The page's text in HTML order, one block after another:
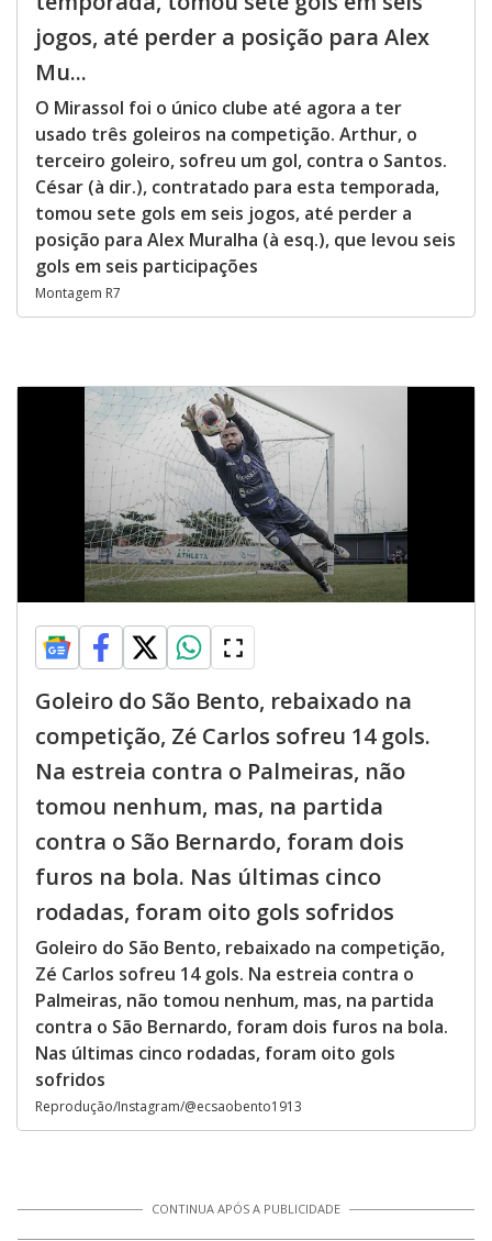
jogos, até perder a posição para Alex
Mu...
O Mirassol foi o único clube até agora a ter
usado três goleiros na competição. Arthur, o
terceiro goleiro, sofreu um gol, contra o Santos.
César (à dir.), contratado para esta temporada,
tomou sete gols em seis jogos, até perder a
posição para Alex Muralha (à esq.), que levou seis
gols em seis participações
Montagem R7
Goleiro do São Bento, rebaixado na
competição, Zé Carlos sofreu 14 gols.
Na estreia contra o Palmeiras, não
tomou nenhum, mas, na partida
contra o São Bernardo, foram dois
furos na bola. Nas últimas cinco
rodadas, foram oito gols sofridos
Goleiro do São Bento, rebaixado na competição,
Zé Carlos sofreu 14 gols. Na estreia contra o
Palmeiras, não tomou nenhum, mas, na partida
contra o São Bernardo, foram dois furos na bola.
Nas últimas cinco rodadas, foram oito gols
sofridos
Reprodução/Instagram/@ecsaobento1913
CONTINUA APÓS A PUBLICIDADE